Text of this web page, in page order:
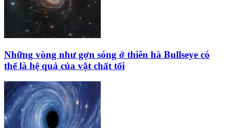
Những vòng như gợn sóng ở thiên hà Bullseye có
thể là hệ quả của vật chất tối